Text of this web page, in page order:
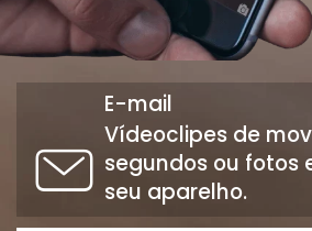
E-mail
Vídeoclipes de
segundos ou fotos
seu aparelho.